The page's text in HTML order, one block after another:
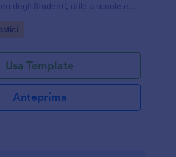
degli Studenti, utile a scuole e
il clima di classe e pianificare
Usa Template
Anteprima